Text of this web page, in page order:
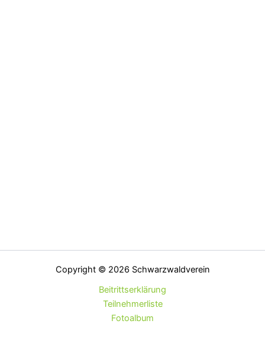
Copyright © 2026 Schwarzwaldverein
Beitrittserklärung
Teilnehmerliste
Fotoalbum